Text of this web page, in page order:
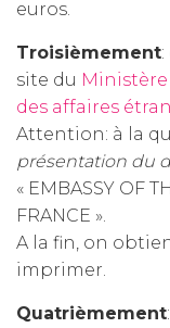
euros.
Troisièmement
site du Ministère
des affaires
Attention: à la
présentation du
« EMBASSY OF
FRANCE ».
A la fin, on
imprimer.
Quatrièmement